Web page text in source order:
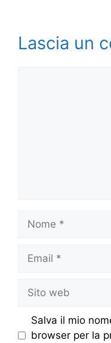
Lascia un
web
Salva il mio
browser per la